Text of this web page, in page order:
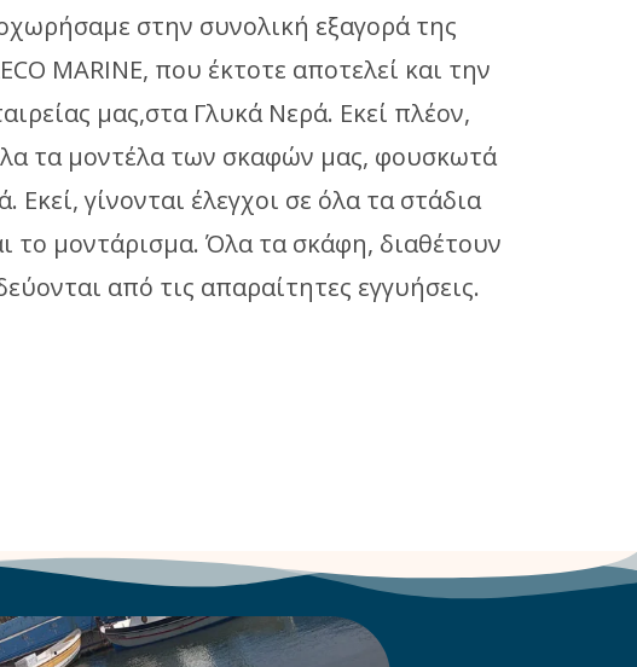
στην συνολική εξαγορά της
MARINE, που έκτοτε αποτελεί και την
μας,στα Γλυκά Νερά. Εκεί πλέον,
τα μοντέλα των σκαφών μας, φουσκωτά
Εκεί, γίνονται έλεγχοι σε όλα τα στάδια
το μοντάρισμα. Όλα τα σκάφη, διαθέτουν
από τις απαραίτητες εγγυήσεις.